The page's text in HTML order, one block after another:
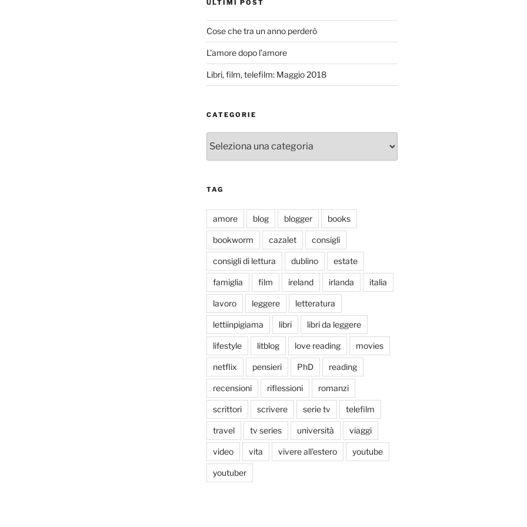
ULTIMI POST
Cose che tra un anno perderò
L’amore dopo l’amore
Libri, film, telefilm: Maggio 2018
CATEGORIE
TAG
amore blog blogger books
bookworm cazalet consigli
consigli di lettura dublino estate
famiglia film ireland irlanda italia
lavoro leggere letteratura
lettiinpigiama libri libri da leggere
lifestyle litblog love reading movies
netflix pensieri PhD reading
recensioni riflessioni romanzi
scrittori scrivere serie tv telefilm
travel tv series università viaggi
video vita vivere all'estero youtube
youtuber